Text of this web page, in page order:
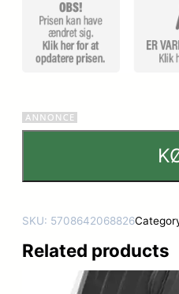
SKU: 5708642068826
Related products